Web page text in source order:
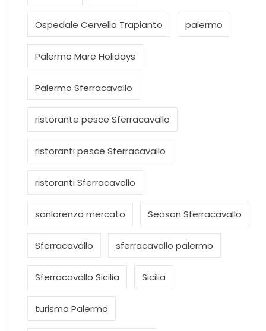
Ospedale Cervello Trapianto palermo
Palermo Mare Holidays
Palermo Sferracavallo
ristorante pesce Sferracavallo
ristoranti pesce Sferracavallo
ristoranti Sferracavallo
sanlorenzo mercato Season Sferracavallo
Sferracavallo sferracavallo palermo
Sferracavallo Sicilia Sicilia
turismo Palermo